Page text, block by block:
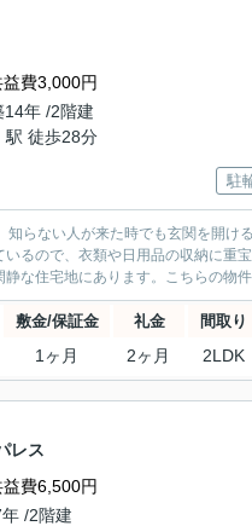
費3,000円
年 /2階建
駅 徒歩28分
駐
らない人が来た時でも玄関を開け
るので、衣類や日用品の収納に重
な住宅地にあります。こちらの物
敷金/保証金 礼金 間取り
1ヶ月 2ヶ月 2LDK
レス
費6,500円
/2階建